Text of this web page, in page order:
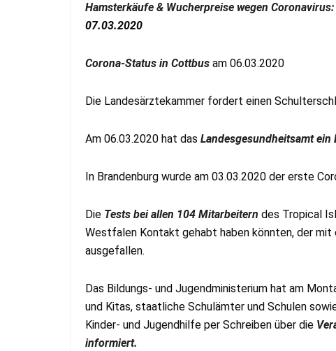
Hamsterkäufe & Wucherpreise wegen
07.03.2020
Corona-Status in Cottbus am 06.03.2020
Die Landesärztekammer fordert einen
Am 06.03.2020 hat das Landesgesundheitsamt ein
In Brandenburg wurde am 03.03.2020 der erste
Die Tests bei allen 104 Mitarbeitern des Tropical
Westfalen Kontakt gehabt haben könnten, der mit
ausgefallen.
Das Bildungs- und Jugendministerium hat am
und Kitas, staatliche Schulämter und Schulen
Kinder- und Jugendhilfe per Schreiben über die
informiert.